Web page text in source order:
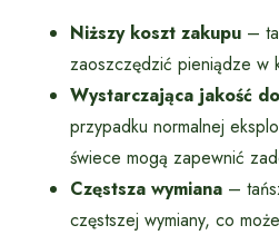
Niższy koszt zakupu –
zaoszczędzić pieniądze w
Wystarczająca jakość
przypadku normalnej
świece mogą zapewnić
Częstsza wymiana –
częstszej wymiany, co